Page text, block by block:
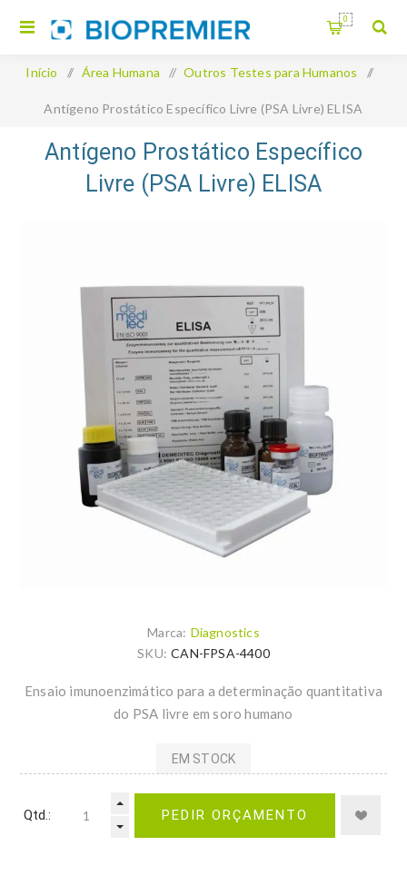
0
Início / Área Humana / Outros Testes para Humanos /
Antígeno Prostático Específico Livre (PSA Livre) ELISA
Antígeno Prostático Específico
Livre (PSA Livre) ELISA
Marca: Diagnostics
SKU: CAN-FPSA-4400
Ensaio imunoenzimático para a determinação quantitativa
do PSA livre em soro humano
EM STOCK
Qtd.: PEDIR ORÇAMENTO